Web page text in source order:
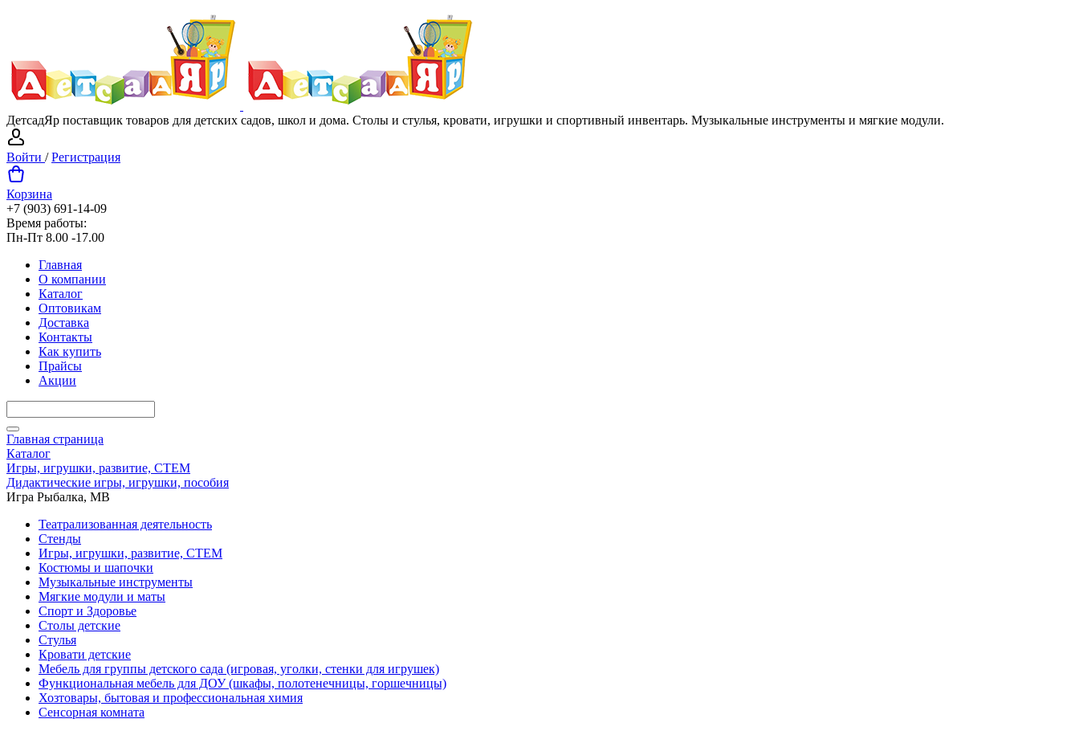
ДетсадЯр поставщик товаров для детских садов, школ и дома. Столы и стулья, кровати, игрушки и спортивный инвентарь. Музыкальные инструменты и мягкие модули.
Войти /Регистрация
Корзина
+7 (903) 691-14-09
Время работы:
Пн-Пт 8.00 -17.00
Главная
О компании
Каталог
Оптовикам
Доставка
Контакты
Как купить
Прайсы
Акции
Главная страница
Каталог
Игры, игрушки, развитие, СТЕМ
Дидактические игры, игрушки, пособия
Игра Рыбалка, МВ
Театрализованная деятельность
Стенды
Игры, игрушки, развитие, СТЕМ
Костюмы и шапочки
Музыкальные инструменты
Мягкие модули и маты
Спорт и Здоровье
Столы детские
Стулья
Кровати детские
Мебель для группы детского сада (игровая, уголки, стенки для игрушек)
Функциональная мебель для ДОУ (шкафы, полотенечницы, горшечницы)
Хозтовары, бытовая и профессиональная химия
Сенсорная комната